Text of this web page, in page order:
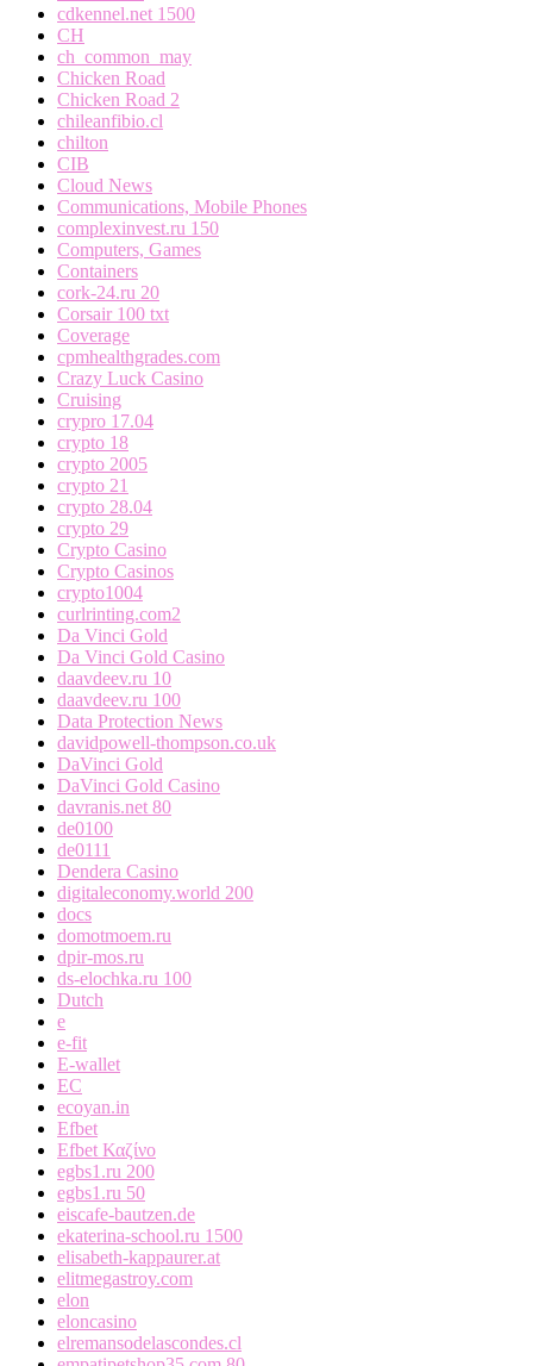
cdkennel.net 1500
CH
ch_common_may
Chicken Road
Chicken Road 2
chileanfibio.cl
chilton
CIB
Cloud News
Communications, Mobile Phones
complexinvest.ru 150
Computers, Games
Containers
cork-24.ru 20
Corsair 100 txt
Coverage
cpmhealthgrades.com
Crazy Luck Casino
Cruising
crypro 17.04
crypto 18
crypto 2005
crypto 21
crypto 28.04
crypto 29
Crypto Casino
Crypto Casinos
crypto1004
curlrinting.com2
Da Vinci Gold
Da Vinci Gold Casino
daavdeev.ru 10
daavdeev.ru 100
Data Protection News
davidpowell-thompson.co.uk
DaVinci Gold
DaVinci Gold Casino
davranis.net 80
de0100
de0111
Dendera Casino
digitaleconomy.world 200
docs
domotmoem.ru
dpir-mos.ru
ds-elochka.ru 100
Dutch
e
e-fit
E-wallet
EC
ecoyan.in
Efbet
Efbet Καζίνο
egbs1.ru 200
egbs1.ru 50
eiscafe-bautzen.de
ekaterina-school.ru 1500
elisabeth-kappaurer.at
elitmegastroy.com
elon
eloncasino
elremansodelascondes.cl